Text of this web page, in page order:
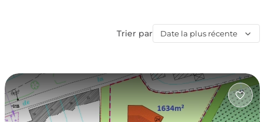
Trier par Date la plus récente